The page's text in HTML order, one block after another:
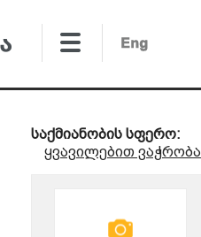
საქმიანობის სფერო:
ყვავილებით ვაჭრობა